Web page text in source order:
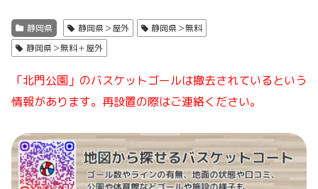
静岡県 静岡県＞屋外
静岡県＞無料
静岡県＞無料＋屋外
「北門公園」のバスケットゴールは撤去されているという
情報があります。再設置の際はご連絡ください。